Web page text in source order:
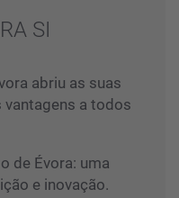
SI
abriu as suas
a todos
de Évora: uma
e inovação.